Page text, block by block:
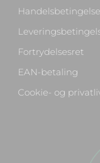
Fortrydelsesret
EAN-betaling
Cookie- og